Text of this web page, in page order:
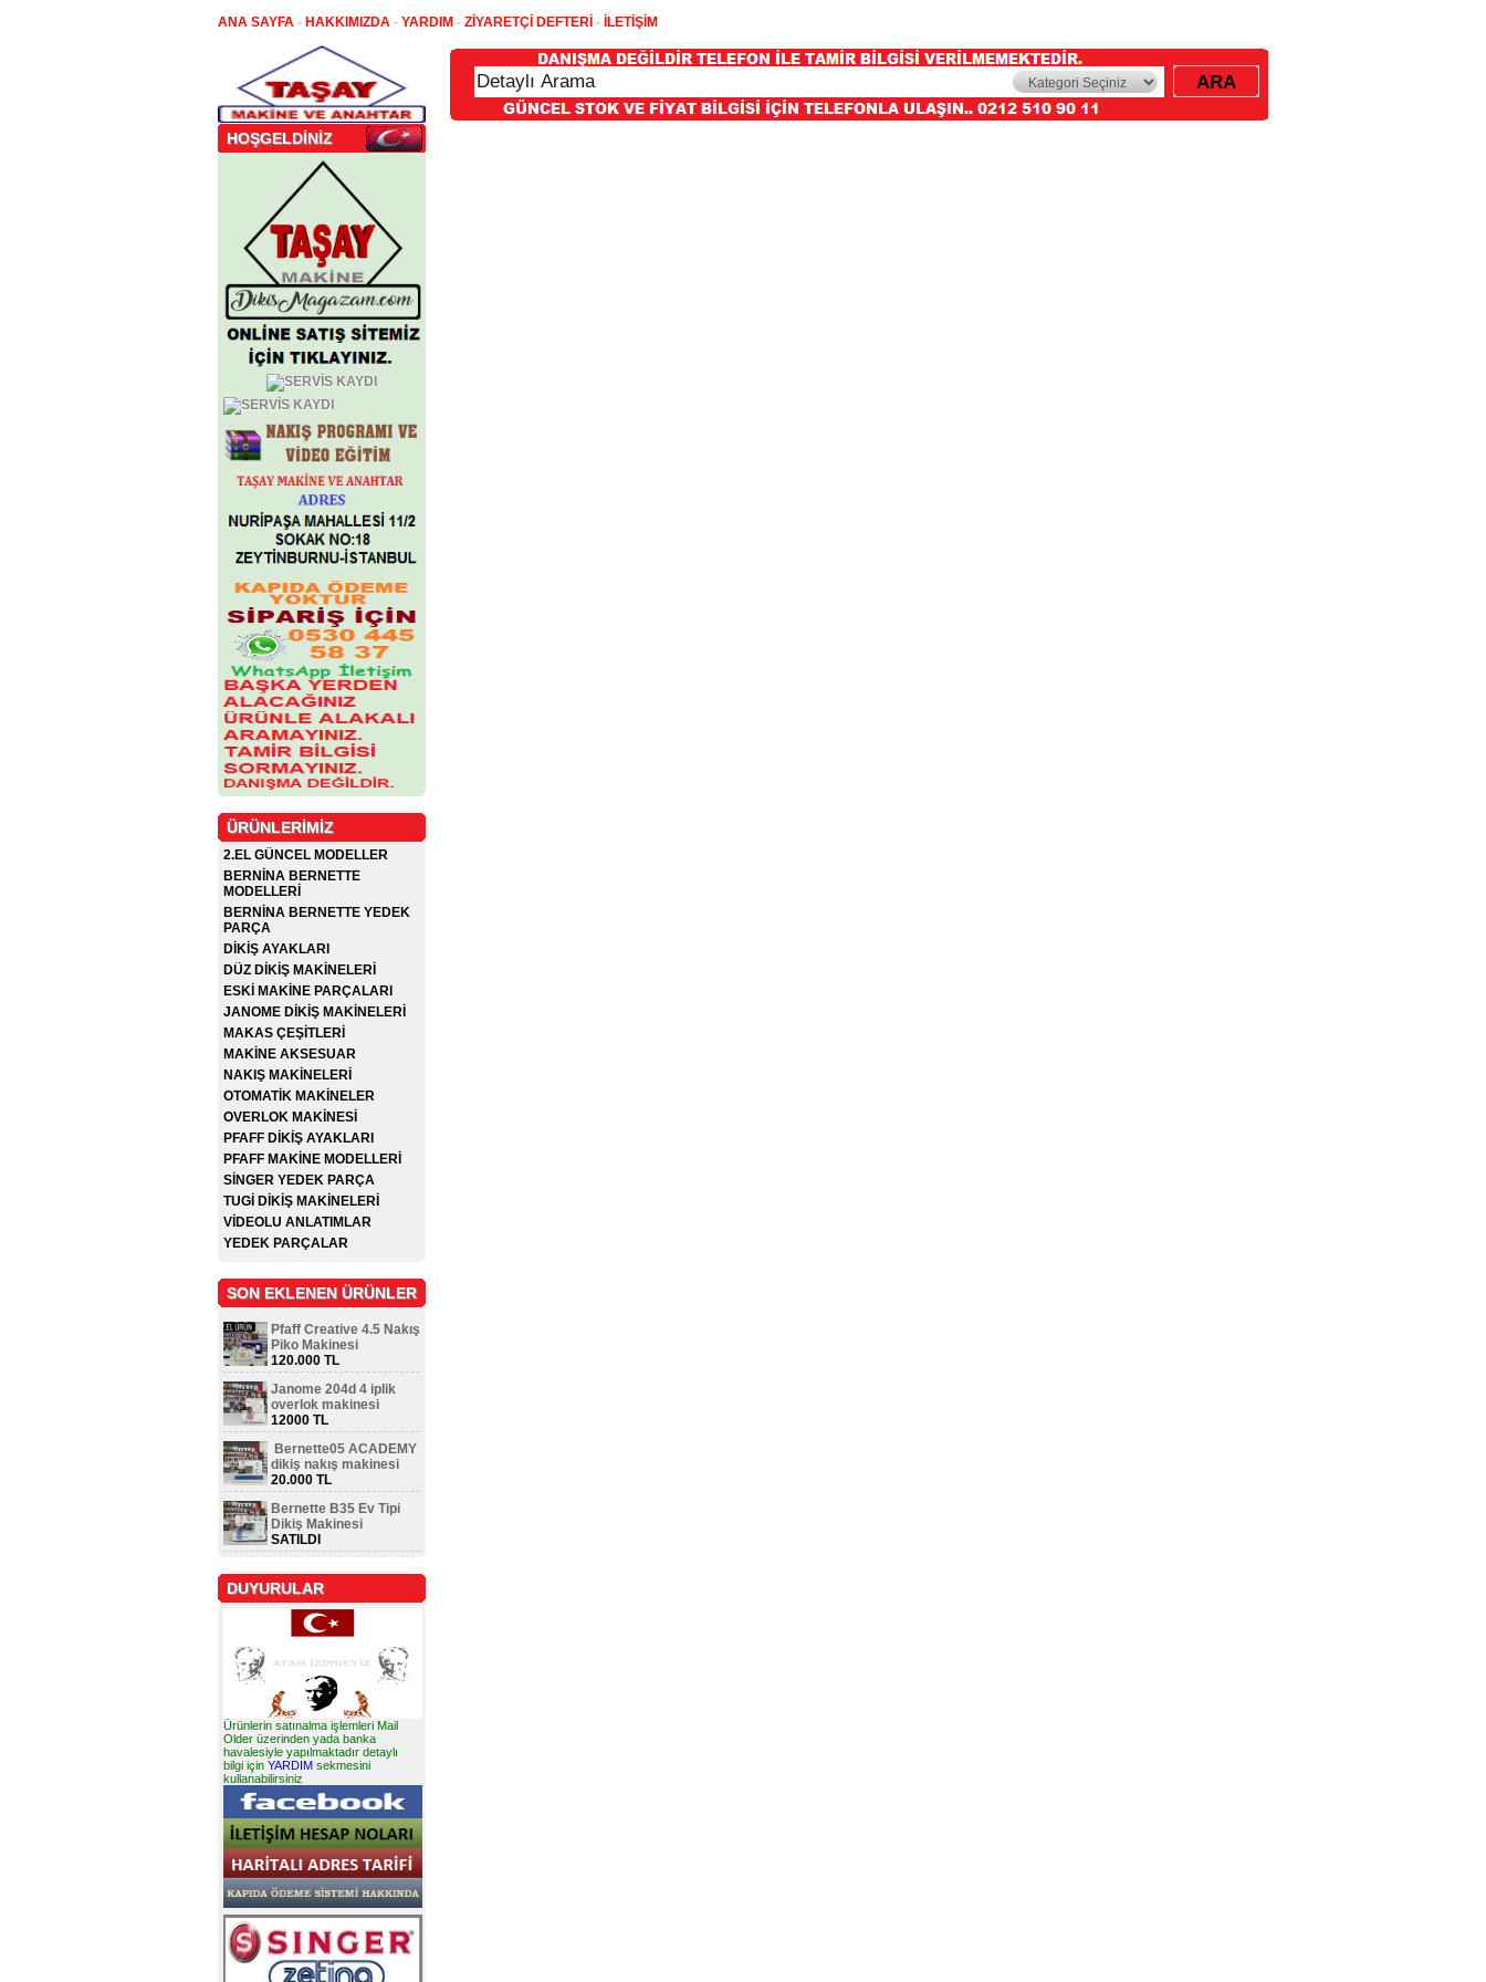
ANA SAYFA - HAKKIMIZDA - YARDIM - ZİYARETÇİ DEFTERİ - İLETİŞİM
HOŞGELDİNİZ
ÜRÜNLERİMİZ
2.EL GÜNCEL MODELLER
BERNİNA BERNETTE
MODELLERİ
BERNİNA BERNETTE YEDEK
PARÇA
DİKİŞ AYAKLARI
DÜZ DİKİŞ MAKİNELERİ
ESKİ MAKİNE PARÇALARI
JANOME DİKİŞ MAKİNELERİ
MAKAS ÇEŞİTLERİ
MAKİNE AKSESUAR
NAKIŞ MAKİNELERİ
OTOMATİK MAKİNELER
OVERLOK MAKİNESİ
PFAFF DİKİŞ AYAKLARI
PFAFF MAKİNE MODELLERİ
SİNGER YEDEK PARÇA
TUGİ DİKİŞ MAKİNELERİ
VİDEOLU ANLATIMLAR
YEDEK PARÇALAR
SON EKLENEN ÜRÜNLER
Pfaff Creative 4.5 Nakış
Piko Makinesi
120.000 TL
Janome 204d 4 iplik
overlok makinesi
12000 TL
Bernette05 ACADEMY
dikiş nakış makinesi
20.000 TL
Bernette B35 Ev Tipi
Dikiş Makinesi
SATILDI
DUYURULAR
Ürünlerin satınalma işlemleri Mail
Older üzerinden yada banka
havalesiyle yapılmaktadır detaylı
bilgi için YARDIM sekmesini
kullanabilirsiniz